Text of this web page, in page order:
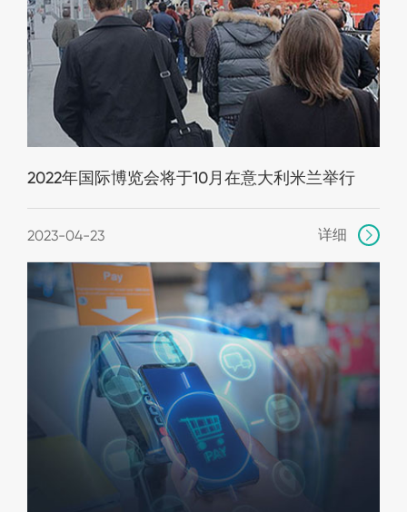
2022年国际博览会将于10月在意大利米兰举行
2023-04-23 详细 